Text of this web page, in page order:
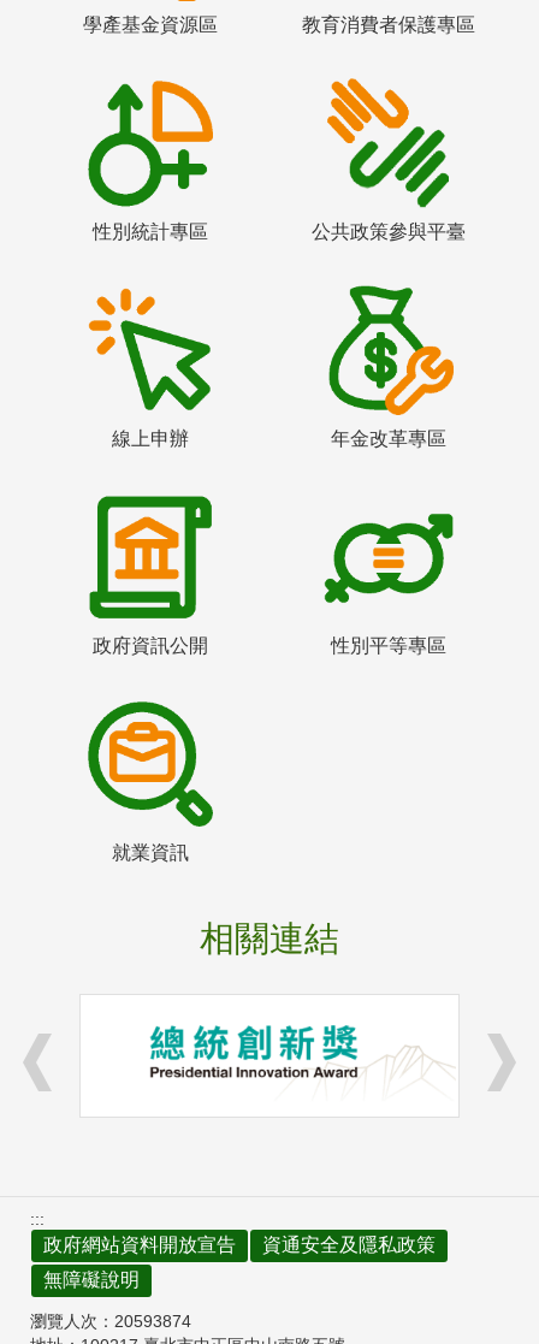
學產基金資源區 教育消費者保護專區
性別統計專區 公共政策參與平臺
線上申辦 年金改革專區
政府資訊公開 性別平等專區
就業資訊
相關連結
:::
政府網站資料開放宣告
資通安全及隱私政策
無障礙說明
瀏覽人次： 20593874